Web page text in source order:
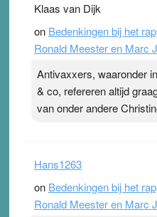
Klaas van Dijk
on Bedenkingen bij het
Ronald Meester en Marc
Antivaxxers, waaronder
& co, refereren altijd
van onder andere
Hans1263
on Bedenkingen bij het
Ronald Meester en Marc